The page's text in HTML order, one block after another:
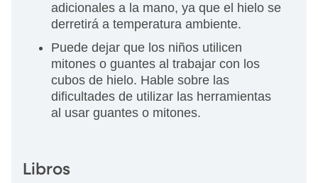
adicionales a la mano, ya que el hielo se
derretirá a temperatura ambiente.
Puede dejar que los niños utilicen
mitones o guantes al trabajar con los
cubos de hielo. Hable sobre las
dificultades de utilizar las herramientas
al usar guantes o mitones.
Libros